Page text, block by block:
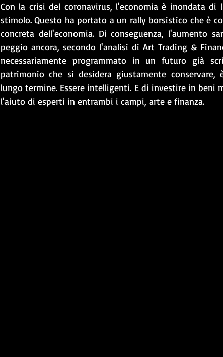
Con la crisi del coronavirus, l'economia è inondata
stimolo. Questo ha portato a un rally borsistico che è
concreta dell'economia. Di conseguenza, l'aumento
peggio ancora, secondo l'analisi di Art Trading &
necessariamente programmato in un futuro già
patrimonio che si desidera giustamente conservare,
lungo termine. Essere intelligenti. E di investire in beni
l'aiuto di esperti in entrambi i campi, arte e finanza.